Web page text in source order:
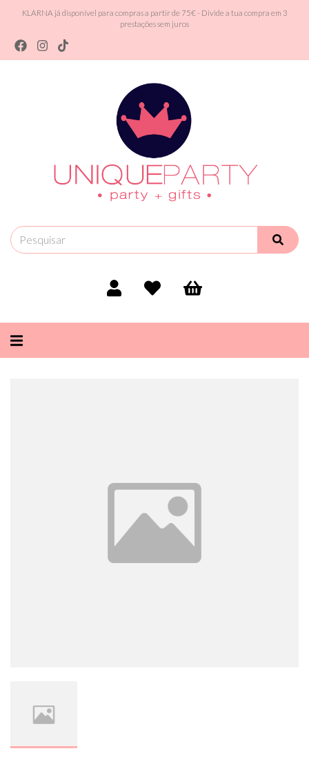
KLARNA já disponível para compras a partir de 75€ - Divide a tua compra em 3
prestações sem juros
Alternar